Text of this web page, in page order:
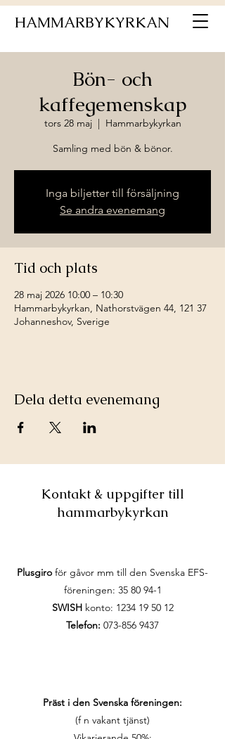
HAMMARBYKYRKAN
Bön- och
kaffegemenskap
tors 28 maj
  |
Hammarbykyrkan
Samling med bön & bönor.
Inga biljetter till försäljning
Se andra evenemang
Tid och plats
28 maj 2026 10:00 – 10:30
Hammarbykyrkan, Nathorstvägen 44, 121 37
Johanneshov, Sverige
Dela detta evenemang
Kontakt & uppgifter till
hammarbykyrkan
Plusgiro för gåvor mm till den Svenska EFS-
föreningen: 35 80 94-1
SWISHkonto: 1234 19 50 12
Telefon: 073-856 9437
Präst i den Svenska föreningen:
(f n vakant tjänst)